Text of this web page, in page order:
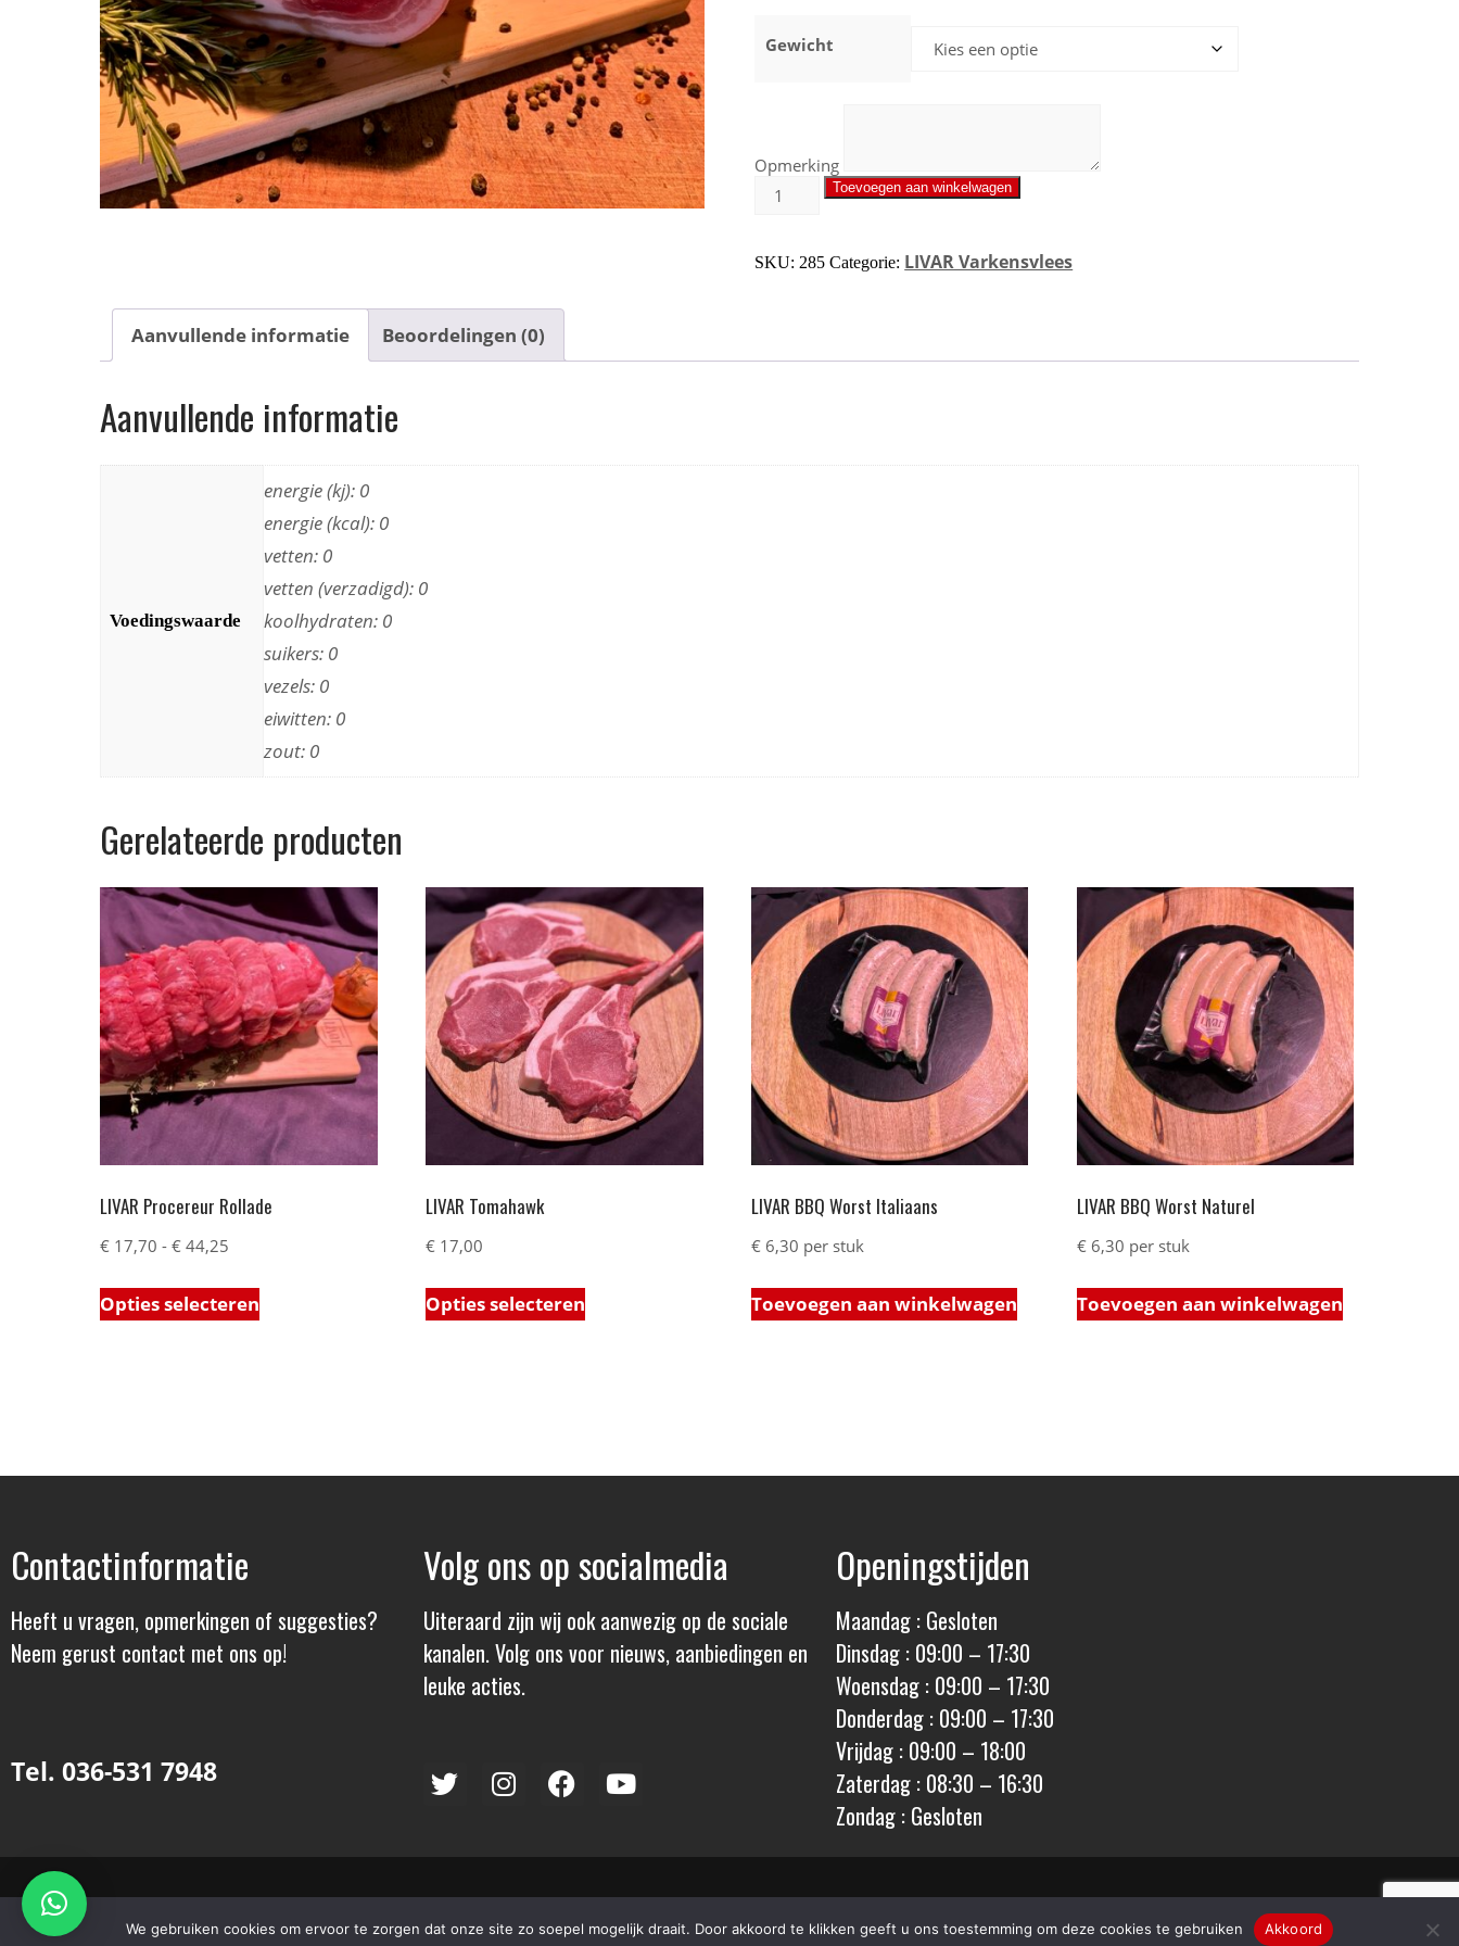
Gewicht
Opmerking
Toevoegen aan winkelwagen
SKU: 285 Categorie: LIVAR Varkensvlees
Aanvullende informatie Beoordelingen (0)
Aanvullende informatie
Voedingswaarde
energie (kj): 0
energie (kcal): 0
vetten: 0
vetten (verzadigd): 0
koolhydraten: 0
suikers: 0
vezels: 0
eiwitten: 0
zout: 0
Gerelateerde producten
LIVAR Procereur Rollade
€ 17,70 - € 44,25
Opties selecteren
LIVAR Tomahawk
€17,00
Opties selecteren
LIVAR BBQ Worst Italiaans
€6,30 per stuk
Toevoegen aan winkelwagen
LIVAR BBQ Worst Naturel
€6,30 per stuk
Toevoegen aan winkelwagen
Contactinformatie
Heeft u vragen, opmerkingen of suggesties?
Neem gerust contact met ons op!
Tel. 036-531 7948
Volg ons op socialmedia
Uiteraard zijn wij ook aanwezig op de sociale
kanalen. Volg ons voor nieuws, aanbiedingen en
leuke acties.
Openingstijden
Maandag : Gesloten
Dinsdag : 09:00 – 17:30
Woensdag : 09:00 – 17:30
Donderdag : 09:00 – 17:30
Vrijdag : 09:00 – 18:00
Zaterdag : 08:30 – 16:30
Zondag : Gesloten
© 2024 – Slagerij Verhoef | Alle Rechten Voorbehouden | Webservices door:
We gebruiken cookies om ervoor te zorgen dat onze site zo soepel mogelijk draait. Door akkoord te klikken geeft u ons toestemming om deze cookies te gebruiken Akkoord